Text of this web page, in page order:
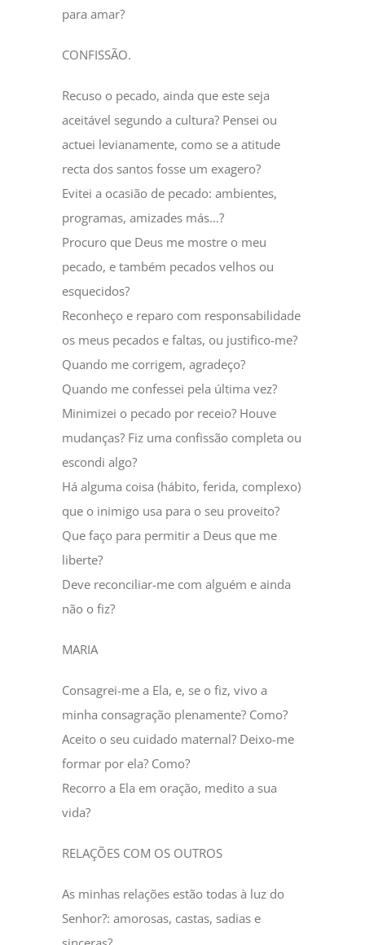
para amar?
CONFISSÃO.
Recuso o pecado, ainda que este seja
aceitável segundo a cultura? Pensei ou
actuei levianamente, como se a atitude
recta dos santos fosse um exagero?
Evitei a ocasião de pecado: ambientes,
programas, amizades más…?
Procuro que Deus me mostre o meu
pecado, e também pecados velhos ou
esquecidos?
Reconheço e reparo com responsabilidade
os meus pecados e faltas, ou justifico-me?
Quando me corrigem, agradeço?
Quando me confessei pela última vez?
Minimizei o pecado por receio? Houve
mudanças? Fiz uma confissão completa ou
escondi algo?
Há alguma coisa (hábito, ferida, complexo)
que o inimigo usa para o seu proveito?
Que faço para permitir a Deus que me
liberte?
Deve reconciliar-me com alguém e ainda
não o fiz?
MARIA
Consagrei-me a Ela, e, se o fiz, vivo a
minha consagração plenamente? Como?
Aceito o seu cuidado maternal? Deixo-me
formar por ela? Como?
Recorro a Ela em oração, medito a sua
vida?
RELAÇÕES COM OS OUTROS
As minhas relações estão todas à luz do
Senhor?: amorosas, castas, sadias e